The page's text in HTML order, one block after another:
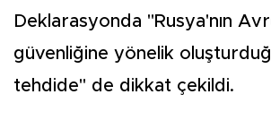
Deklarasyonda "Rusya'nın
güvenliğine yönelik
tehdide" de dikkat çekildi.